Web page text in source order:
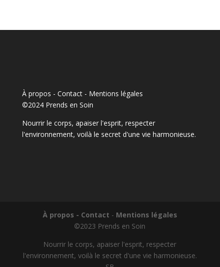
À propos - Contact- Mentions légales
©2024 Prends en Soin
Nourrir le corps, apaiser l'esprit, respecter
l'environnement, voilà le secret d'une vie harmonieuse.
À propos - Contact - Mentions légales
©2023 Prends en Soin
Nourrir le corps, apaiser l'esprit, respecter
l'environnement, voilà le secret d'une vie harmonieuse.